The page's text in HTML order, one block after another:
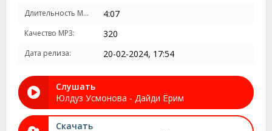
Длительность MP3: 4:07
Качество MP3: 320
Дата релиза: 20-02-2024, 17:54
Слушать
Юлдуз Усмонова - Дайди Ёрим
Скачать